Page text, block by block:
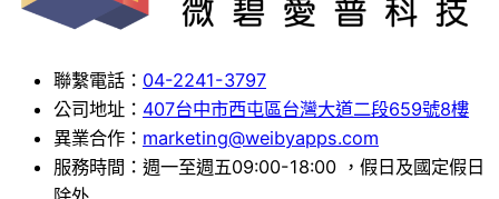
聯繫電話： 04-2241-3797
公司地址： 407台中市西屯區台灣大道二段659號8樓
異業合作： marketing@weibyapps.com
服務時間：週一至週五09:00-18:00 ，假日及國定假日